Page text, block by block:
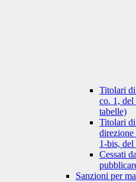
Titolari
co. 1, del
tabelle)
Titolari
1-bis,
Cessati
Sanzioni per